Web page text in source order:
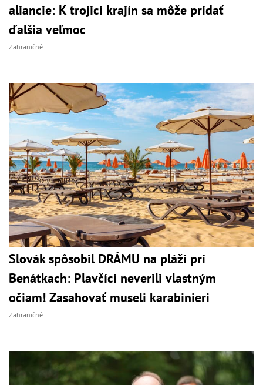
aliancie: K trojici krajín sa môže pridať
ďalšia veľmoc
Zahraničné
Slovák spôsobil DRÁMU na pláži pri
Benátkach: Plavčíci neverili vlastným
očiam! Zasahovať museli karabinieri
Zahraničné